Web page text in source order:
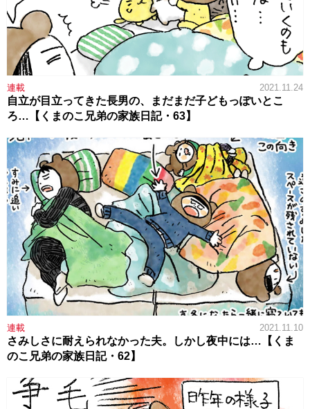
連載 2021.11.24
自立が目立ってきた長男の、まだまだ子どもっぽいとこ
ろ…【くまのこ兄弟の家族日記・63】
連載 2021.11.10
さみしさに耐えられなかった夫。しかし夜中には…【くま
のこ兄弟の家族日記・62】